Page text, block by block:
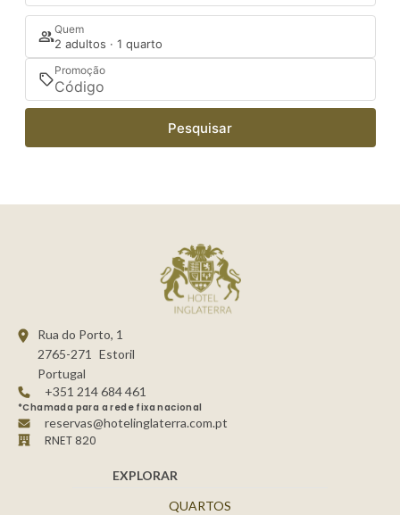
Quem
2 adultos · 1 quarto
Promoção
Pesquisar
Rua do Porto, 1
2765-271
Estoril
Portugal
+351 214 684 461
*Chamada para a rede fixa nacional
reservas@hotelinglaterra.com.pt
RNET 820
EXPLORAR
QUARTOS